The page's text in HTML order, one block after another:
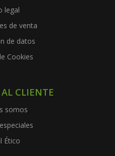
legal
de venta
de datos
Cookies
CLIENTE
somos
Ético